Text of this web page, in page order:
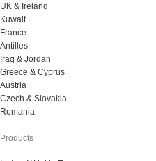
UK & Ireland
Kuwait
France
Antilles
Iraq & Jordan
Greece & Cyprus
Austria
Czech & Slovakia
Romania
Products